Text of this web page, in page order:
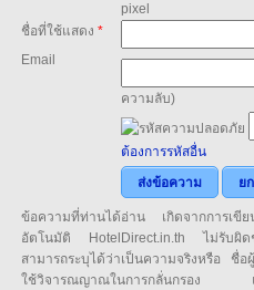
pixel
ชื่อที่ใช้แสดง *
Email
ความลับ)
ต้องการรหัสอื่น
ส่งข้อความ
ย
ข้อความที่ท่านได้อ่าน เกิดจากการเ
อัตโนมัติ HotelDirect.in.th ไม่รับผิด
สามารถระบุได้ว่าเป็นความจริงหรือ ชื่
ใช้วิจารณญาณในการกลั่นกรอง แล